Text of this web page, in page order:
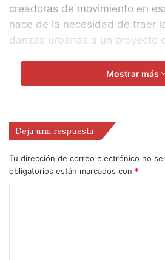
creadoras de movimiento en
nace de la necesidad de traer
danzas urbanas a un proyecto
Este espectáculo apuesta por
centro del proyecto. La
convergencias y lo instantáneo
nuevas tendencias, este
siempre en la nueva
Mostrar más
Deja una respuesta
Tu dirección de correo electrónico no
obligatorios están marcados con *